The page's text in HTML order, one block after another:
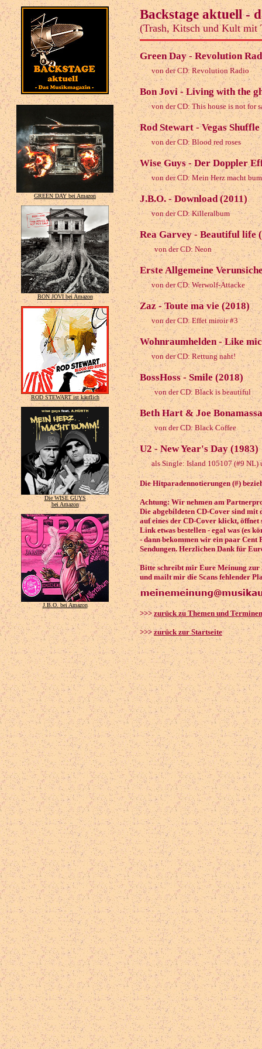
GREEN DAY bei Amazon
BON JOVI bei Amazon
ROD STEWART ist käuflich
Die WISE GUYS
bei Amazon
J.B.O. bei Amazon
Backstage aktuell -
(Trash, Kitsch und Kult mit
Green Day - Revolution
von der CD: Revolution Radio
Bon Jovi - Living with the
von der CD: This house is not for
Rod Stewart - Vegas
von der CD: Blood red roses
Wise Guys - Der Doppler
von der CD: Mein Herz macht
J.B.O. - Download (2011)
von der CD: Killeralbum
Rea Garvey - Beautiful life
von der CD: Neon
Erste Allgemeine
von der CD: Werwolf-Attacke
Zaz - Toute ma vie (2018)
von der CD: Effet miroir #3
Wohnraumhelden - Like
von der CD: Rettung naht!
BossHoss - Smile (2018)
von der CD: Black is beautiful
Beth Hart & Joe
von der CD: Black Coffee
U2 - New Year's Day (1983)
als Single: Island 105107 (#9 NL)
Die Hitparadennotierungen (#)
Achtung: Wir nehmen am
Die abgebildeten CD-Cover sind mit
auf eines der CD-Cover klickt,
Link etwas bestellen - egal was (es
- dann bekommen wir ein paar Cent
Sendungen. Herzlichen Dank für
Bitte schreibt mir Eure Meinung zur
und mailt mir die Scans fehlender
>>>zurück zu Themen und Terminen
>>>zurück zur Startseite